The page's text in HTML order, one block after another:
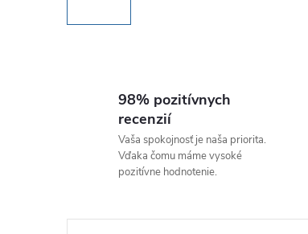
98% pozitívnych
recenzií
Vaša spokojnosť je naša priorita.
Vďaka čomu máme vysoké
pozitívne hodnotenie.